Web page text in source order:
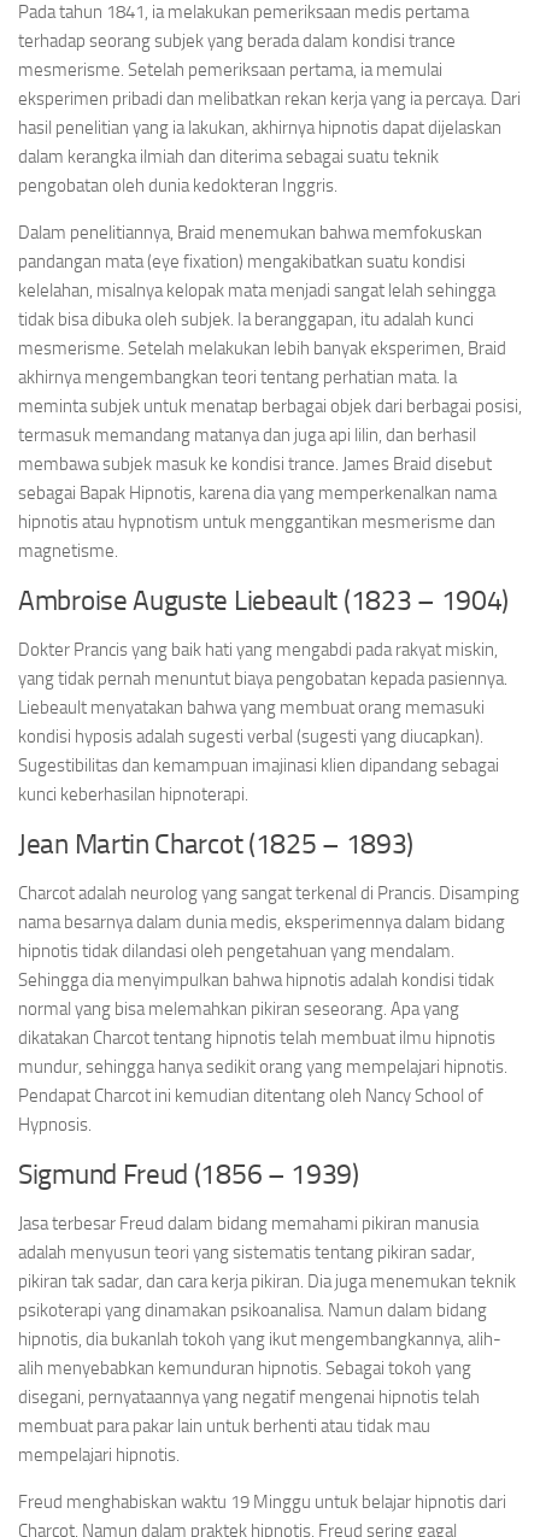
Pada tahun 1841, ia melakukan pemeriksaan medis pertama
terhadap seorang subjek yang berada dalam kondisi trance
mesmerisme. Setelah pemeriksaan pertama, ia memulai
eksperimen pribadi dan melibatkan rekan kerja yang ia percaya. Dari
hasil penelitian yang ia lakukan, akhirnya hipnotis dapat dijelaskan
dalam kerangka ilmiah dan diterima sebagai suatu teknik
pengobatan oleh dunia kedokteran Inggris.
Dalam penelitiannya, Braid menemukan bahwa memfokuskan
pandangan mata (eye fixation) mengakibatkan suatu kondisi
kelelahan, misalnya kelopak mata menjadi sangat lelah sehingga
tidak bisa dibuka oleh subjek. Ia beranggapan, itu adalah kunci
mesmerisme. Setelah melakukan lebih banyak eksperimen, Braid
akhirnya mengembangkan teori tentang perhatian mata. Ia
meminta subjek untuk menatap berbagai objek dari berbagai posisi,
termasuk memandang matanya dan juga api lilin, dan berhasil
membawa subjek masuk ke kondisi trance. James Braid disebut
sebagai Bapak Hipnotis, karena dia yang memperkenalkan nama
hipnotis atau hypnotism untuk menggantikan mesmerisme dan
magnetisme.
Ambroise Auguste Liebeault (1823 – 1904)
Dokter Prancis yang baik hati yang mengabdi pada rakyat miskin,
yang tidak pernah menuntut biaya pengobatan kepada pasiennya.
Liebeault menyatakan bahwa yang membuat orang memasuki
kondisi hyposis adalah sugesti verbal (sugesti yang diucapkan).
Sugestibilitas dan kemampuan imajinasi klien dipandang sebagai
kunci keberhasilan hipnoterapi.
Jean Martin Charcot (1825 – 1893)
Charcot adalah neurolog yang sangat terkenal di Prancis. Disamping
nama besarnya dalam dunia medis, eksperimennya dalam bidang
hipnotis tidak dilandasi oleh pengetahuan yang mendalam.
Sehingga dia menyimpulkan bahwa hipnotis adalah kondisi tidak
normal yang bisa melemahkan pikiran seseorang. Apa yang
dikatakan Charcot tentang hipnotis telah membuat ilmu hipnotis
mundur, sehingga hanya sedikit orang yang mempelajari hipnotis.
Pendapat Charcot ini kemudian ditentang oleh Nancy School of
Hypnosis.
Sigmund Freud (1856 – 1939)
Jasa terbesar Freud dalam bidang memahami pikiran manusia
adalah menyusun teori yang sistematis tentang pikiran sadar,
pikiran tak sadar, dan cara kerja pikiran. Dia juga menemukan teknik
psikoterapi yang dinamakan psikoanalisa. Namun dalam bidang
hipnotis, dia bukanlah tokoh yang ikut mengembangkannya, alih-
alih menyebabkan kemunduran hipnotis. Sebagai tokoh yang
disegani, pernyataannya yang negatif mengenai hipnotis telah
membuat para pakar lain untuk berhenti atau tidak mau
mempelajari hipnotis.
Freud menghabiskan waktu 19 Minggu untuk belajar hipnotis dari
Charcot. Namun dalam praktek hipnotis, Freud sering gagal